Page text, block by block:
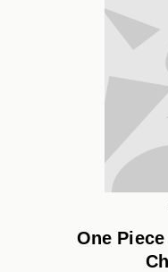
One